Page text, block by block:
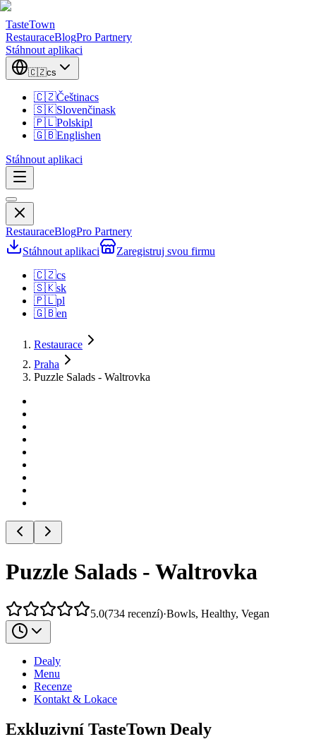
TasteTown
RestauraceBlogPro Partnery
Stáhnout aplikaci
🇨🇿cs
🇨🇿Češtinacs
🇸🇰Slovenčinask
🇵🇱Polskipl
🇬🇧Englishen
Stáhnout aplikaci
RestauraceBlogPro Partnery
Stáhnout aplikaci
Zaregistruj svou firmu
🇨🇿cs
🇸🇰sk
🇵🇱pl
🇬🇧en
Restaurace
Praha
Puzzle Salads - Waltrovka
Puzzle Salads - Waltrovka
5.0(734 recenzí)·Bowls, Healthy, Vegan
Dealy
Menu
Recenze
Kontakt & Lokace
Exkluzivní TasteTown Dealy